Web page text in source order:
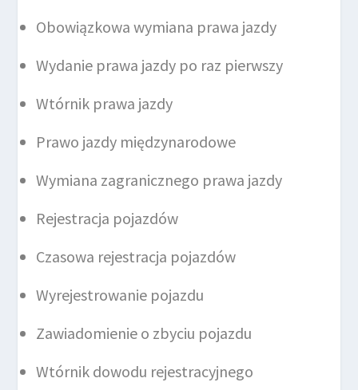
Obowiązkowa wymiana prawa jazdy
Wydanie prawa jazdy po raz pierwszy
Wtórnik prawa jazdy
Prawo jazdy międzynarodowe
Wymiana zagranicznego prawa jazdy
Rejestracja pojazdów
Czasowa rejestracja pojazdów
Wyrejestrowanie pojazdu
Zawiadomienie o zbyciu pojazdu
Wtórnik dowodu rejestracyjnego